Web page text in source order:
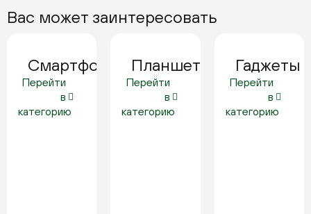
Вас может заинтересовать
Смартфоны
Перейти
в
категорию
Планшеты
Перейти
в
категорию
Гаджеты
Перейти
в
категорию